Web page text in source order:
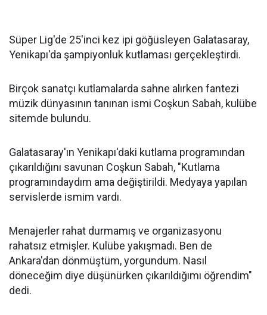
Süper Lig'de 25'inci kez ipi göğüsleyen Galatasaray,
Yenikapı'da şampiyonluk kutlaması gerçekleştirdi.
Birçok sanatçı kutlamalarda sahne alırken fantezi
müzik dünyasının tanınan ismi Coşkun Sabah, kulübe
sitemde bulundu.
Galatasaray'ın Yenikapı'daki kutlama programından
çıkarıldığını savunan Coşkun Sabah, "Kutlama
programındaydım ama değiştirildi. Medyaya yapılan
servislerde ismim vardı.
Menajerler rahat durmamış ve organizasyonu
rahatsız etmişler. Kulübe yakışmadı. Ben de
Ankara'dan dönmüştüm, yorgundum. Nasıl
döneceğim diye düşünürken çıkarıldığımı öğrendim"
dedi.